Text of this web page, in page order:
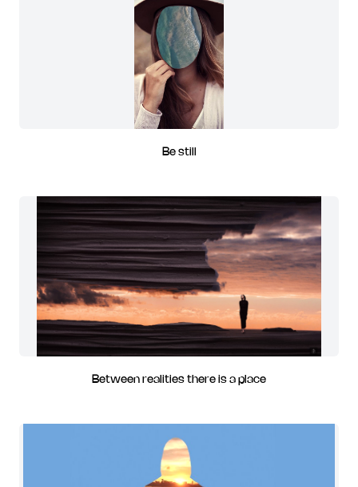
Be still
Between realities there is a place